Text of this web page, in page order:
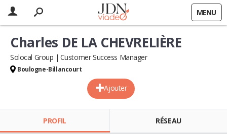
MENU
Ajouter
Charles DE LA CHEVRELIÈRE
Solocal Group Customer Success Manager
Boulogne-Billancourt
PROFIL RÉSEAU